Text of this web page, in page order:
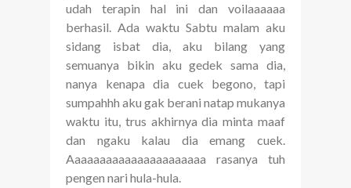
udah terapin hal ini dan voilaaaaaa
berhasil. Ada waktu Sabtu malam aku
sidang isbat dia, aku bilang yang
semuanya bikin aku gedek sama dia,
nanya kenapa dia cuek begono, tapi
sumpahhh aku gak berani natap mukanya
waktu itu, trus akhirnya dia minta maaf
dan ngaku kalau dia emang cuek.
Aaaaaaaaaaaaaaaaaaaaaa rasanya tuh
pengen nari hula-hula.